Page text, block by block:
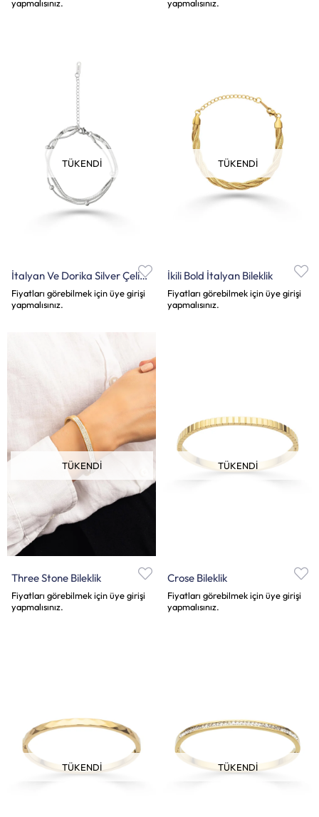
yapmalısınız. yapmalısınız.
TÜKENDI
İtalyan Ve Dorika Silver Çelik Bileklik
Fiyatları görebilmek için üye girişi
yapmalısınız.
TÜKENDI
İkili Bold İtalyan Bileklik
Fiyatları görebilmek için üye girişi
yapmalısınız.
TÜKENDI
Three Stone Bileklik
Fiyatları görebilmek için üye girişi
yapmalısınız.
TÜKENDI
Crose Bileklik
Fiyatları görebilmek için üye girişi
yapmalısınız.
TÜKENDI TÜKENDI